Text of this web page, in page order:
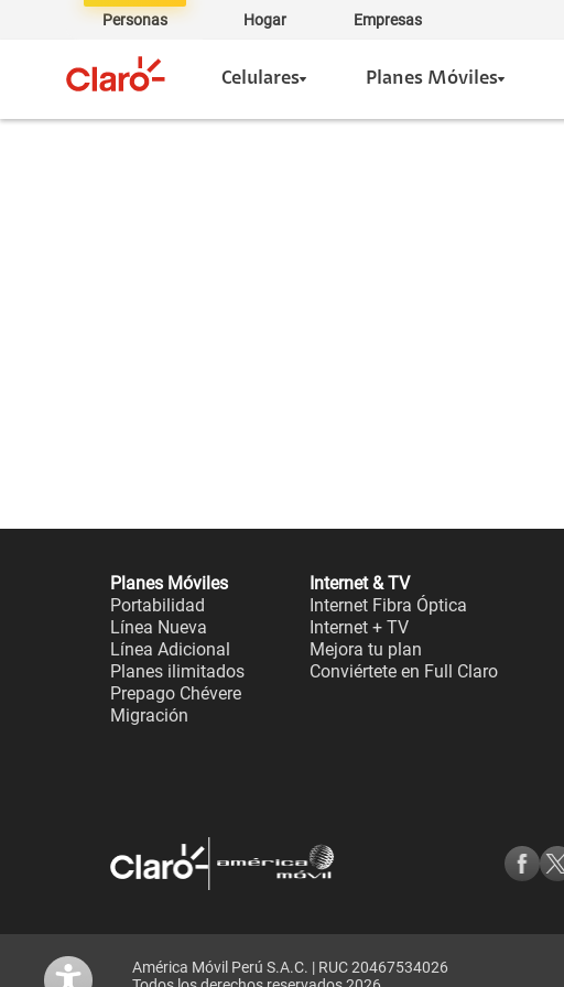
Personas Hogar Empresas
Celulares Planes Móviles
Planes Móviles
Portabilidad
Línea Nueva
Línea Adicional
Planes ilimitados
Prepago Chévere
Migración
Internet & TV
Internet Fibra Óptica
Internet + TV
Mejora tu plan
Conviértete en Full Claro
América Móvil Perú S.A.C. | RUC 20467534026